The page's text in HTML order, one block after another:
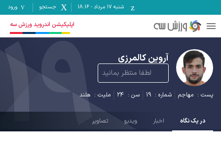
شنبه ۱۷ مرداد -
18:16 جستجو ورود
اپلیکیشن اندروید ورزش سه
آروین کالمرزی
لطفا منتظر بمانید
پست : مهاجم شماره : 19 سن : 24 ملیت : هلند
19 در یک نگاه اخبار ویدیو تصاویر